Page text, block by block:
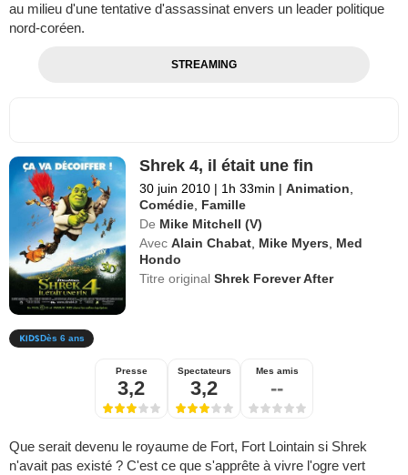
au milieu d'une tentative d'assassinat envers un leader politique
nord-coréen.
STREAMING
Shrek 4, il était une fin
30 juin 2010 | 1h 33min | Animation
Comédie Famille
De Mike Mitchell (V)
Avec Alain Chabat Mike Myers
Med
Hondo
Titre originalShrek Forever After
Dès 6 ans
Presse
3,2
Spectateurs
3,2
Mes amis
--
Que serait devenu le royaume de Fort, Fort Lointain si Shrek
n'avait pas existé ? C'est ce que s'apprête à vivre l'ogre vert